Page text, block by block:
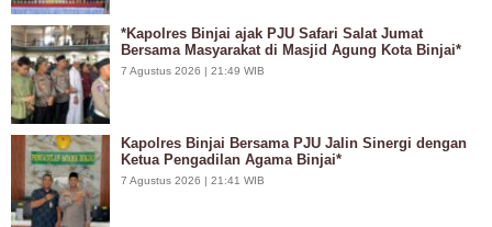
*Kapolres Binjai ajak PJU Safari Salat Jumat
Bersama Masyarakat di Masjid Agung Kota Binjai*
7 Agustus 2026 | 21:49 WIB
Kapolres Binjai Bersama PJU Jalin Sinergi dengan
Ketua Pengadilan Agama Binjai*
7 Agustus 2026 | 21:41 WIB